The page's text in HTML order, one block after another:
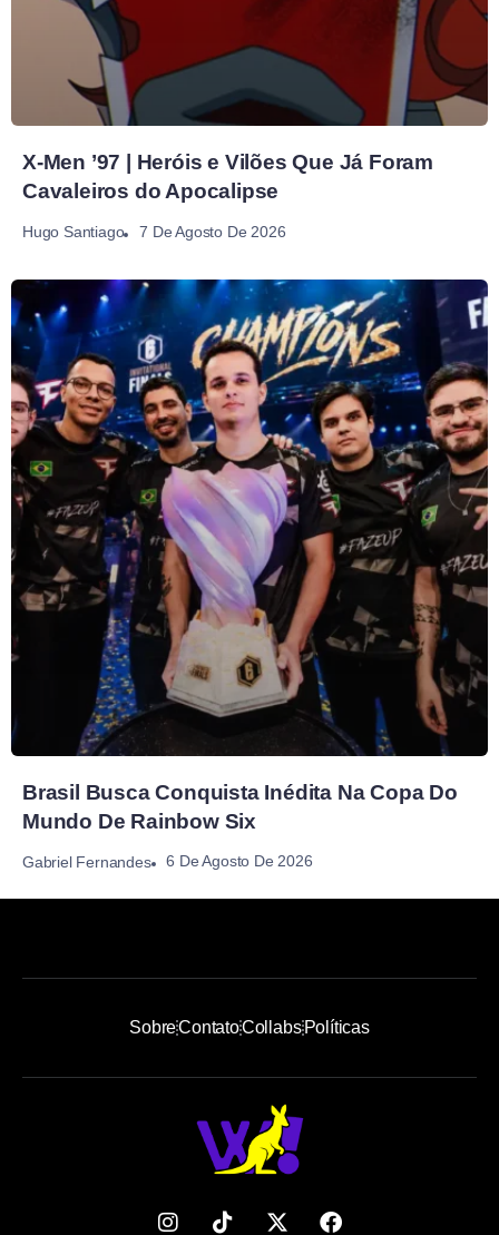
X-Men ’97 | Heróis e Vilões Que Já Foram
Cavaleiros do Apocalipse
Hugo Santiago 7 De Agosto De 2026
Brasil Busca Conquista Inédita Na Copa Do
Mundo De Rainbow Six
Gabriel Fernandes 6 De Agosto De 2026
SobreContatoCollabsPolíticas